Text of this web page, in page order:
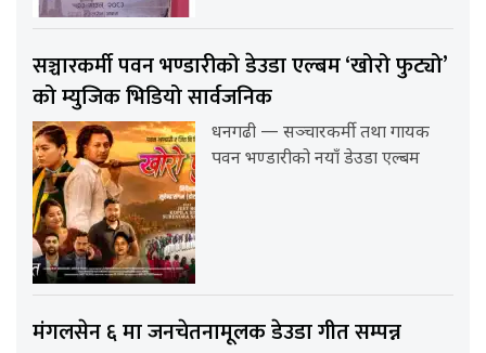
सञ्चारकर्मी पवन भण्डारीको डेउडा एल्बम ‘खोरो फुट्यो’
को म्युजिक भिडियो सार्वजनिक
धनगढी — सञ्चारकर्मी तथा गायक
पवन भण्डारीको नयाँ डेउडा एल्बम
मंगलसेन ६ मा जनचेतनामूलक डेउडा गीत सम्पन्न